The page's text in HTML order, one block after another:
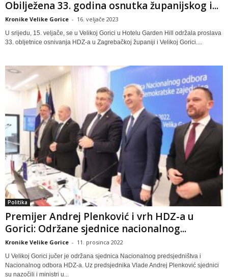
Obilježena 33. godina osnutka županijskog i...
Kronike Velike Gorice - 16. veljače 2023
U srijedu, 15. veljače, se u Velikoj Gorici u Hotelu Garden Hill održala proslava
33. obljetnice osnivanja HDZ-a u Zagrebačkoj županiji i Velikoj Gorici....
Politika
Premijer Andrej Plenković i vrh HDZ-a u
Gorici: Održane sjednice nacionalnog...
Kronike Velike Gorice - 11. prosinca 2022
U Velikoj Gorici jučer je održana sjednica Nacionalnog predsjedništva i
Nacionalnog odbora HDZ-a. Uz predsjednika Vlade Andrej Plenković sjednici
su nazočili i ministri u...